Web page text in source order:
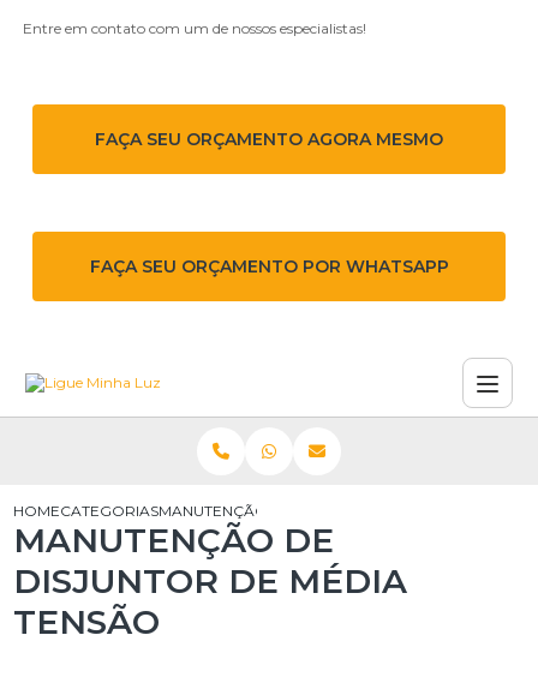
Entre em contato com um de nossos especialistas!
FAÇA SEU ORÇAMENTO AGORA MESMO
FAÇA SEU ORÇAMENTO POR WHATSAPP
HOMECATEGORIASMANUTENÇÃO DE DISJUNTOR DE MÉDIA TENSÃO
MANUTENÇÃO DE
DISJUNTOR DE MÉDIA
TENSÃO